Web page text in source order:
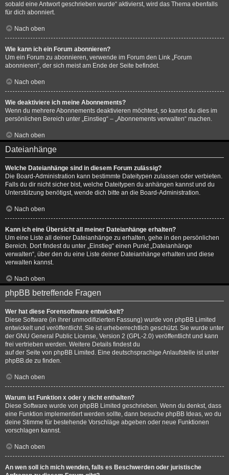
sobald eine Antwort geschrieben wurde“ aktivierst, wird das Thema ebenfalls
für dich abonniert.
Nach oben
Wie kann ich ein Forum abonnieren?
Um ein Forum zu abonnieren, verwende im Forum den Link „Forum
abonnieren“, der sich meist am Ende der Seite befindet.
Nach oben
Wie deaktiviere ich meine Abonnements?
Wenn du mehrere Abonnements deaktivieren möchtest, so kannst du dies im
persönlichen Bereich unter „Einstieg“ – „Abonnements verwalten“ machen.
Nach oben
Dateianhänge
Welche Dateianhänge sind in diesem Forum zulässig?
Die Board-Administration kann bestimmte Dateitypen zulassen oder verbieten.
Falls du dir nicht sicher bist, welche Dateitypen du anhängen kannst und du
Unterstützung benötigst, wende dich bitte an die Board-Administration.
Nach oben
Kann ich eine Übersicht all meiner Dateianhänge erhalten?
Um eine Liste all deiner Dateianhänge zu erhalten, gehe in den persönlichen
Bereich. Dort findest du unter „Einstieg“ einen Punkt „Dateianhänge
verwalten“, über den du eine Liste deiner Dateianhänge erhalten und diese
verwalten kannst.
Nach oben
phpBB betreffende Fragen
Wer hat diese Forensoftware entwickelt?
Diese Software (in ihrer unmodifizierten Fassung) wurde von phpBB Limited
entwickelt und veröffentlicht. Sie ist urheberrechtlich geschützt. Sie wurde unter
der GNU General Public License, Version 2 (GPL-2.0) veröffentlicht und kann
frei vertrieben werden. Weitere Details findest du
auf der Seite von phpBB Limited . Eine deutschsprachige Anlaufstelle ist unter
phpBB.de zu finden.
Nach oben
Warum ist Funktion x oder y nicht enthalten?
Diese Software wurde von phpBB Limited geschrieben. Wenn du denkst, dass
eine Funktion implementiert werden sollte, dann besuche phpBB Ideas, wo du
deine Stimme für bestehende Vorschläge abgeben oder neue Funktionen
vorschlagen kannst.
Nach oben
An wen soll ich mich wenden, falls es Beschwerden oder juristische